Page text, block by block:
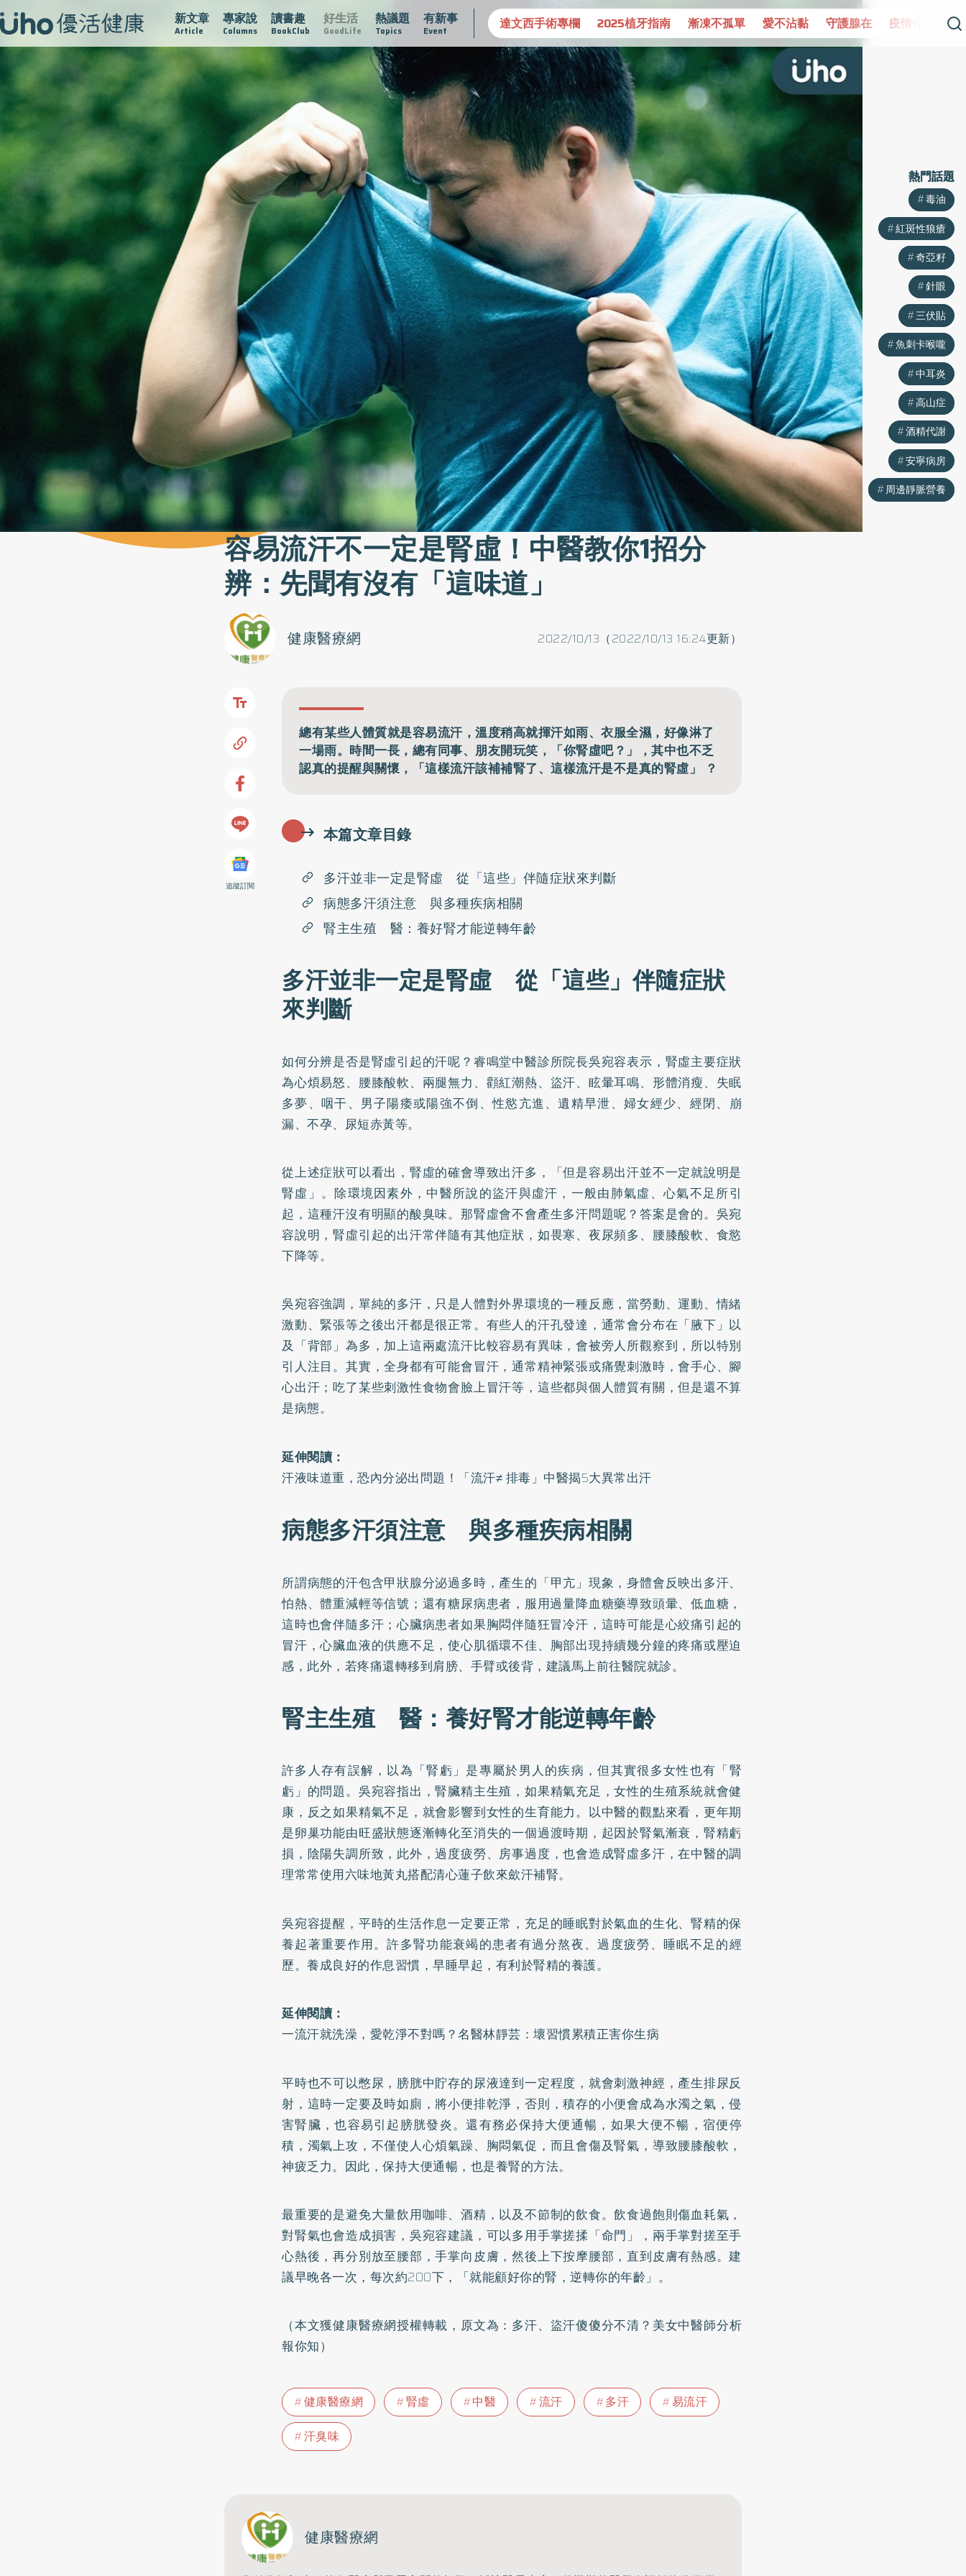
新文章
Article
專家說
Columns
讀書趣
BookClub
好生活
GoodLife
熱議題
Topics
有新事
Event
疫情保衛戰 再生醫學 愛的未來視 認識攝護腺肥大 守護骨骼健康 達文西手術專欄 2025植牙指南 漸凍不孤單 愛不沾黏 守護腺在 疫情保衛戰 再生醫學 愛的
容易流汗不一定是腎虛！中醫教你1招分
辨：先聞有沒有「這味道」
2022/10/13（2022/10/13 16:24更新）
健康醫療網
追蹤訂閱
總有某些人體質就是容易流汗，溫度稍高就揮汗如雨、衣服全濕，好像淋了
一場雨。時間一長，總有同事、朋友開玩笑，「你腎虛吧？」，其中也不乏
認真的提醒與關懷，「這樣流汗該補補腎了、這樣流汗是不是真的腎虛」 ？
本篇文章目錄
多汗並非一定是腎虛 從「這些」伴隨症狀來判斷
病態多汗須注意 與多種疾病相關
腎主生殖 醫：養好腎才能逆轉年齡
多汗並非一定是腎虛 從「這些」伴隨症狀
來判斷
如何分辨是否是腎虛引起的汗呢？睿鳴堂中醫診所院長吳宛容表示，腎虛主要症狀
為心煩易怒、腰膝酸軟、兩腿無力、顴紅潮熱、盜汗、眩暈耳鳴、形體消瘦、失眠
多夢、咽干、男子陽痿或陽強不倒、性慾亢進、遺精早泄、婦女經少、經閉、崩
漏、不孕、尿短赤黃等。
從上述症狀可以看出，腎虛的確會導致出汗多，「但是容易出汗並不一定就說明是
腎虛」。除環境因素外，中醫所說的盜汗與虛汗，一般由肺氣虛、心氣不足所引
起，這種汗沒有明顯的酸臭味。那腎虛會不會產生多汗問題呢？答案是會的。吳宛
容說明，腎虛引起的出汗常伴隨有其他症狀，如畏寒、夜尿頻多、腰膝酸軟、食慾
下降等。
吳宛容強調，單純的多汗，只是人體對外界環境的一種反應，當勞動、運動、情緒
激動、緊張等之後出汗都是很正常。有些人的汗孔發達，通常會分布在「腋下」以
及「背部」為多，加上這兩處流汗比較容易有異味，會被旁人所觀察到，所以特別
引人注目。其實，全身都有可能會冒汗，通常精神緊張或痛覺刺激時，會手心、腳
心出汗；吃了某些刺激性食物會臉上冒汗等，這些都與個人體質有關，但是還不算
是病態。
延伸閱讀：
汗液味道重，恐內分泌出問題！「流汗≠ 排毒」中醫揭5大異常出汗
病態多汗須注意 與多種疾病相關
所謂病態的汗包含甲狀腺分泌過多時，產生的「甲亢」現象，身體會反映出多汗、
怕熱、體重減輕等信號；還有糖尿病患者，服用過量降血糖藥導致頭暈、低血糖，
這時也會伴隨多汗；心臟病患者如果胸悶伴隨狂冒冷汗，這時可能是心絞痛引起的
冒汗，心臟血液的供應不足，使心肌循環不佳、胸部出現持續幾分鐘的疼痛或壓迫
感，此外，若疼痛還轉移到肩膀、手臂或後背，建議馬上前往醫院就診。
腎主生殖 醫：養好腎才能逆轉年齡
許多人存有誤解，以為「腎虧」是專屬於男人的疾病，但其實很多女性也有「腎
虧」的問題。吳宛容指出，腎臟精主生殖，如果精氣充足，女性的生殖系統就會健
康，反之如果精氣不足，就會影響到女性的生育能力。以中醫的觀點來看，更年期
是卵巢功能由旺盛狀態逐漸轉化至消失的一個過渡時期，起因於腎氣漸衰，腎精虧
損，陰陽失調所致，此外，過度疲勞、房事過度，也會造成腎虛多汗，在中醫的調
理常常使用六味地黃丸搭配清心蓮子飲來歛汗補腎。
吳宛容提醒，平時的生活作息一定要正常，充足的睡眠對於氣血的生化、腎精的保
養起著重要作用。許多腎功能衰竭的患者有過分熬夜、過度疲勞、睡眠不足的經
歷。養成良好的作息習慣，早睡早起，有利於腎精的養護。
延伸閱讀：
一流汗就洗澡，愛乾淨不對嗎？名醫林靜芸：壞習慣累積正害你生病
平時也不可以憋尿，膀胱中貯存的尿液達到一定程度，就會刺激神經，產生排尿反
射，這時一定要及時如廁，將小便排乾淨，否則，積存的小便會成為水濁之氣，侵
害腎臟，也容易引起膀胱發炎。還有務必保持大便通暢，如果大便不暢，宿便停
積，濁氣上攻，不僅使人心煩氣躁、胸悶氣促，而且會傷及腎氣，導致腰膝酸軟，
神疲乏力。因此，保持大便通暢，也是養腎的方法。
最重要的是避免大量飲用咖啡、酒精，以及不節制的飲食。飲食過飽則傷血耗氣，
對腎氣也會造成損害，吳宛容建議，可以多用手掌搓揉「命門」，兩手掌對搓至手
心熱後，再分別放至腰部，手掌向皮膚，然後上下按摩腰部，直到皮膚有熱感。建
議早晚各一次，每次約200下，「就能顧好你的腎，逆轉你的年齡」。
（本文獲健康醫療網授權轉載，原文為： 多汗、盜汗傻傻分不清？美女中醫師分析
報你知）
健康醫療網 腎虛 中醫 流汗 多汗
易流汗
汗臭味
健康醫療網
熱門話題
毒油
紅斑性狼瘡
奇亞籽
針眼
三伏貼
魚刺卡喉嚨
中耳炎
高山症
酒精代謝
安寧病房
周邊靜脈營養
熱門話題
毒油
紅斑性狼瘡
奇亞籽
針眼
三伏貼
魚刺卡喉嚨
中耳炎
高山症
酒精代謝
安寧病房
周邊靜脈營養